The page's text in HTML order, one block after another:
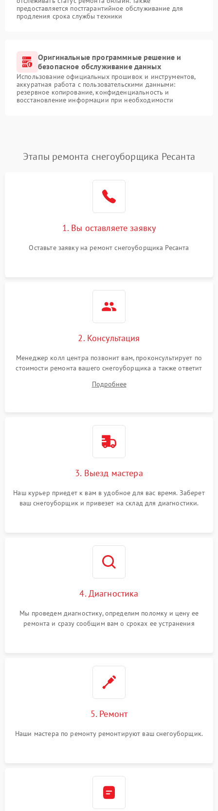
предоставляется постгарантийное обслуживание для
продления срока службы техники
Оригинальные программные решение и
безопасное обслуживание данных
Использование официальных прошивок и инструментов,
аккуратная работа с пользовательскими данными:
резервное копирование, конфиденциальность и
восстановление информации при необходимости
Этапы ремонта снегоуборщика Ресанта
1. Вы оставляете заявку
Оставьте заявку на ремонт снегоуборщика Ресанта
2. Консультация
Менеджер колл центра позвонит вам, проконсультирует по
стоимости ремонта вашего снегоуборщика а также ответит
Подробнее
3. Выезд мастера
Наш курьер приедет к вам в удобное для вас время. Заберет
ваш снегоуборщик и привезет на склад для диагностики.
4. Диагностика
Мы проведем диагностику, определим поломку и цену ее
ремонта и сразу сообщим вам о сроках ее устранения
5. Ремонт
Наши мастера по ремонту ремонтируют ваш снегоуборщик.